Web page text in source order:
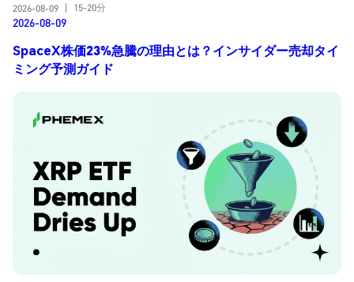
2026-08-09
15-20分
2026-08-09
SpaceX株価23%急騰の理由とは？インサイダー売却タイ
ミング予測ガイド